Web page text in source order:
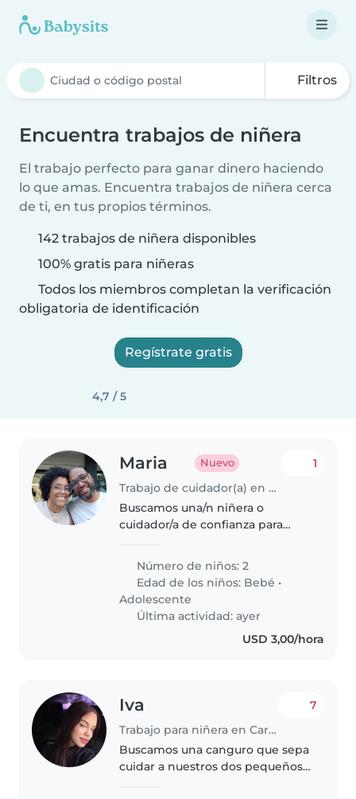
Filtros
Encuentra trabajos de niñera
El trabajo perfecto para ganar dinero haciendo
lo que amas. Encuentra trabajos de niñera cerca
de ti, en tus propios términos.
142 trabajos de niñera disponibles
100% gratis para niñeras
Todos los miembros completan la verificación
obligatoria de identificación
Regístrate gratis
4,7 / 5
Maria Nuevo
Trabajo de cuidador(a) en Caracas
1
Buscamos una/n niñera o
cuidador/a de confianza para
activo y un adolescente
deportista. Se requiere
experiencia con niños de estas
edades y disposición..
Número de niños: 2
Edad de los niños: Bebé •
Adolescente
Última actividad: ayer
USD 3,00/hora
Iva
Trabajo para niñera en Caroní (Estado Bolívar)
7
Buscamos una canguro que sepa
cuidar a nuestros dos pequeños